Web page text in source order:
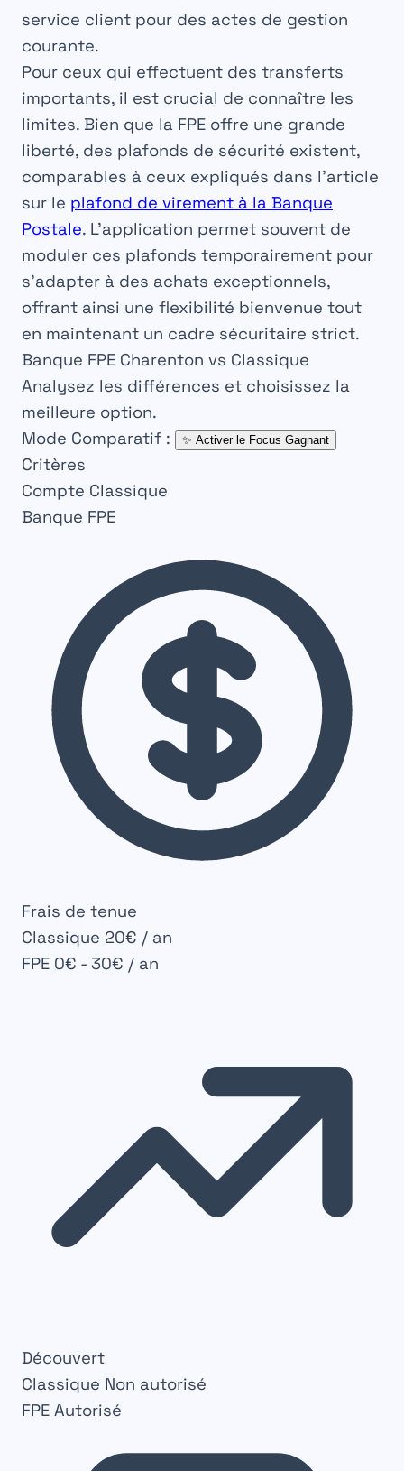
service client pour des actes de gestion
courante.
Pour ceux qui effectuent des transferts
importants, il est crucial de connaître les
limites. Bien que la FPE offre une grande
liberté, des plafonds de sécurité existent,
comparables à ceux expliqués dans l’article
sur le plafond de virement à la Banque
Postale. L’application permet souvent de
moduler ces plafonds temporairement pour
s’adapter à des achats exceptionnels,
offrant ainsi une flexibilité bienvenue tout
en maintenant un cadre sécuritaire strict.
Banque FPE Charenton vs Classique
Analysez les différences et choisissez la
meilleure option.
Mode Comparatif :
✨ Activer le Focus Gagnant
Critères
Compte Classique
Banque FPE
Frais de tenue
Classique 20€ / an
FPE 0€ - 30€ / an
Découvert
Classique Non autorisé
FPE Autorisé